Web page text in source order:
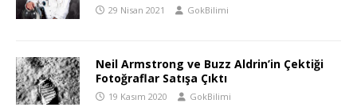
29 Nisan 2021 GokBilimi
Neil Armstrong ve Buzz Aldrin’in Çektiği
Fotoğraflar Satışa Çıktı
19 Kasım 2020 GokBilimi